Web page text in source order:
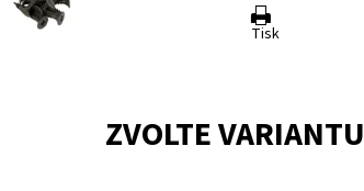
Tisk
ZVOLTE VARIANTU